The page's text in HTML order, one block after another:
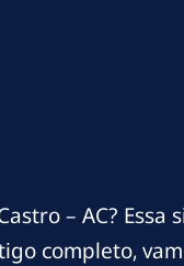
– AC? Essa
completo,